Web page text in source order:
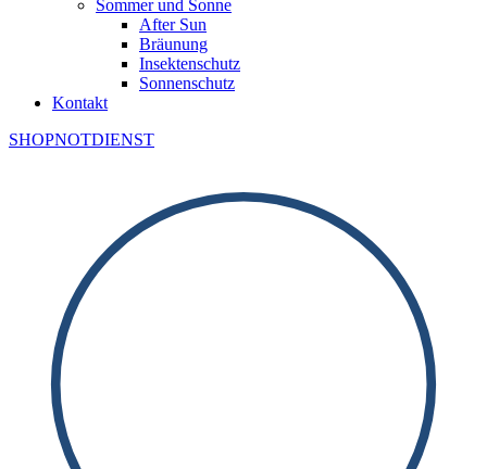
Sommer und Sonne
After Sun
Bräunung
Insektenschutz
Sonnenschutz
Kontakt
SHOPNOTDIENST